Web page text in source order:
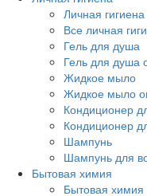
Личная гигиена
Все личная
Гель для душа
Гель для душа
Жидкое мыло
Жидкое мыло
Кондиционер
Кондиционер
Шампунь
Шампунь для
Бытовая химия
Бытовая химия